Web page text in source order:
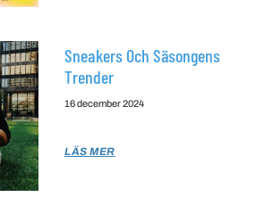
Sneakers Och Säsongens
Trender
16 december 2024
LÄS MER